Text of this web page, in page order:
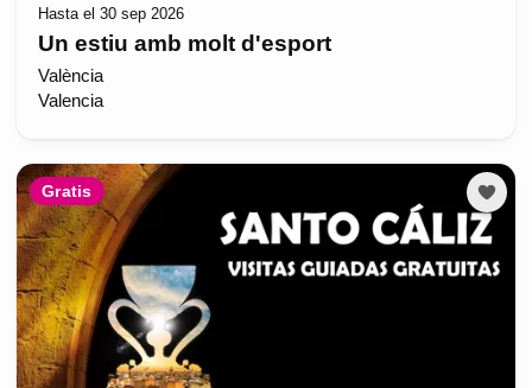
Hasta el 30 sep 2026
Un estiu amb molt d'esport
València
Valencia
Gratis